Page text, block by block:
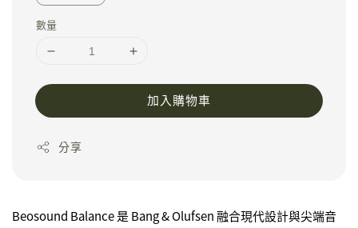
數量
加入購物車
分享
Beosound Balance 是 Bang & Olufsen 融合現代設計與尖端音